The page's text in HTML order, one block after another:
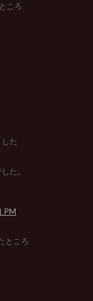
ころ
た
た。
PM
ところ